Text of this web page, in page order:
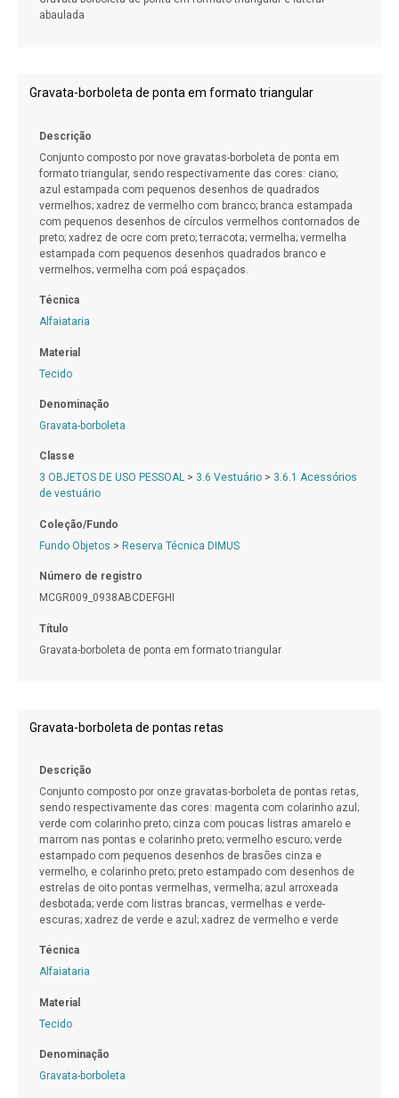
abaulada
Gravata-borboleta de ponta em formato triangular
Descrição
Conjunto composto por nove gravatas-borboleta de ponta em
formato triangular, sendo respectivamente das cores: ciano;
azul estampada com pequenos desenhos de quadrados
vermelhos; xadrez de vermelho com branco; branca estampada
com pequenos desenhos de círculos vermelhos contornados de
preto; xadrez de ocre com preto; terracota; vermelha; vermelha
estampada com pequenos desenhos quadrados branco e
vermelhos; vermelha com poá espaçados.
Técnica
Alfaiataria
Material
Tecido
Denominação
Gravata-borboleta
Classe
3 OBJETOS DE USO PESSOAL> 3.6 Vestuário> 3.6.1 Acessórios
de vestuário
Coleção/Fundo
Fundo Objetos > Reserva Técnica DIMUS
Número de registro
MCGR009_0938ABCDEFGHI
Título
Gravata-borboleta de ponta em formato triangular
Gravata-borboleta de pontas retas
Descrição
Conjunto composto por onze gravatas-borboleta de pontas retas,
sendo respectivamente das cores: magenta com colarinho azul;
verde com colarinho preto; cinza com poucas listras amarelo e
marrom nas pontas e colarinho preto; vermelho escuro; verde
estampado com pequenos desenhos de brasões cinza e
vermelho, e colarinho preto; preto estampado com desenhos de
estrelas de oito pontas vermelhas, vermelha; azul arroxeada
desbotada; verde com listras brancas, vermelhas e verde-
escuras; xadrez de verde e azul; xadrez de vermelho e verde
Técnica
Alfaiataria
Material
Tecido
Denominação
Gravata-borboleta